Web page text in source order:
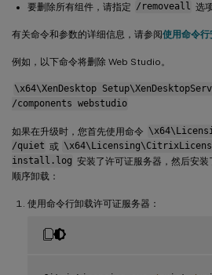
要删除所有组件，请指定 /removeall 选
有关命令和参数的详细信息，请参阅使用命令行
例如，以下命令将删除 Web Studio。
\x64\XenDesktop
/components webstudio
如果在升级时，您首先使用命令
/quiet 或
install.log 安装了许可证服务器，然后安
顺序卸载：
使用命令行卸载许可证服务器：